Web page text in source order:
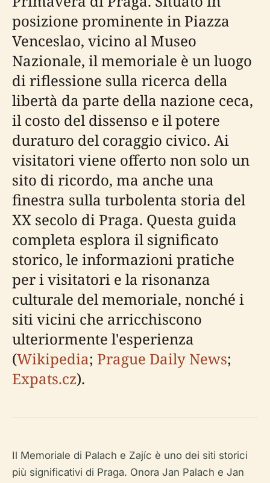
posizione prominente in Piazza
Venceslao, vicino al Museo
Nazionale, il memoriale è un luogo
di riflessione sulla ricerca della
libertà da parte della nazione ceca,
il costo del dissenso e il potere
duraturo del coraggio civico. Ai
visitatori viene offerto non solo un
sito di ricordo, ma anche una
finestra sulla turbolenta storia del
XX secolo di Praga. Questa guida
completa esplora il significato
storico, le informazioni pratiche
per i visitatori e la risonanza
culturale del memoriale, nonché i
siti vicini che arricchiscono
ulteriormente l'esperienza
(Wikipedia; Prague Daily News;
Expats.cz).
Il Memoriale di Palach e Zajíc è uno dei siti storici
più significativi di Praga. Onora Jan Palach e Jan